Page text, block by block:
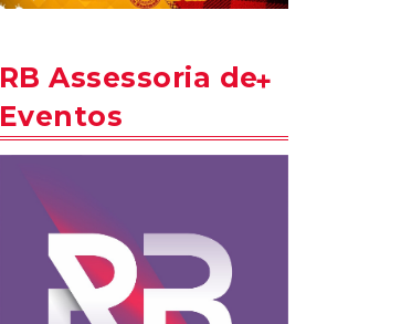
RB Assessoria de
Eventos